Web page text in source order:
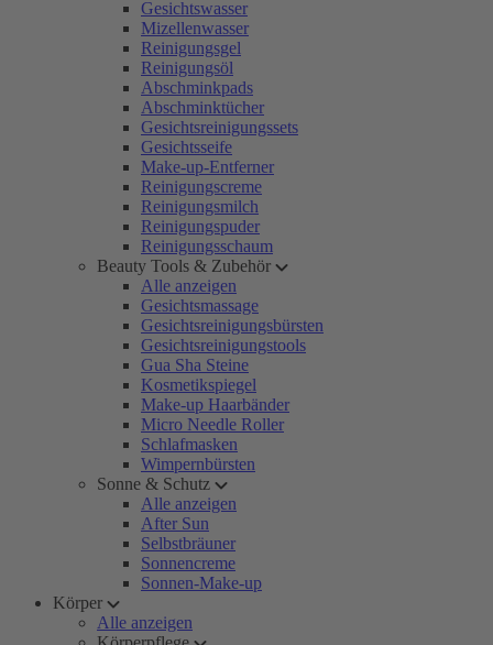
Gesichtswasser
Mizellenwasser
Reinigungsgel
Reinigungsöl
Abschminkpads
Abschminktücher
Gesichtsreinigungssets
Gesichtsseife
Make-up-Entferner
Reinigungscreme
Reinigungsmilch
Reinigungspuder
Reinigungsschaum
Beauty Tools & Zubehör
Alle anzeigen
Gesichtsmassage
Gesichtsreinigungsbürsten
Gesichtsreinigungstools
Gua Sha Steine
Kosmetikspiegel
Make-up Haarbänder
Micro Needle Roller
Schlafmasken
Wimpernbürsten
Sonne & Schutz
Alle anzeigen
After Sun
Selbstbräuner
Sonnencreme
Sonnen-Make-up
Körper
Alle anzeigen